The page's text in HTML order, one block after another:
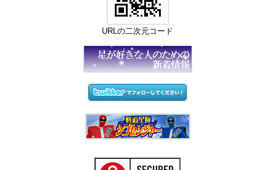
URLの二次元コード